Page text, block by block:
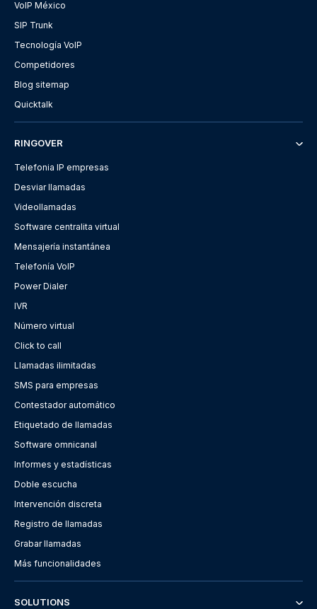
VoIP México
SIP Trunk
Tecnología VoIP
Competidores
Blog sitemap
Quicktalk
RINGOVER
Telefonia IP empresas
Desviar llamadas
Videollamadas
Software centralita virtual
Mensajería instantánea
Telefonía VoIP
Power Dialer
IVR
Número virtual
Click to call
Llamadas ilimitadas
SMS para empresas
Contestador automático
Etiquetado de llamadas
Software omnicanal
Informes y estadísticas
Doble escucha
Intervención discreta
Registro de llamadas
Grabar llamadas
Más funcionalidades
SOLUTIONS